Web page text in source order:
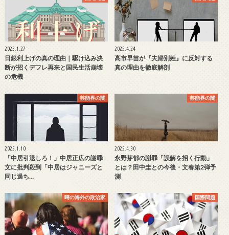
2025.1.27
日銀利上げの真の理由｜駆け込み決
断が招くデフレ再来と国民生活崩壊
の危機
2025.4.24
高市早苗が『夫婦別姓』に反対する
真の理由を徹底解剖
芸能界の闇
2025.1.10
「中居引退しろ！」中居正広の謝罪
文に批判殺到「中居はジャニーズと
同じ過ち…
芸能界の闇
2025.4.30
永野芽郁の謝罪「誤解を招く行動」
とは？田中圭との今後・文春第2弾予
測
噂の海外の政治家 国際問題